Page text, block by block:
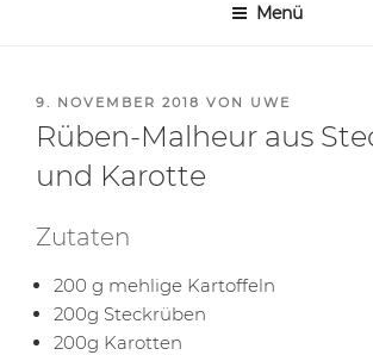
Menü
VERÖFFENTLICHT
AM
9. NOVEMBER 2018 VON UWE
Rüben-Malheur aus
und Karotte
Zutaten
200 g mehlige Kartoffeln
200g Steckrüben
200g Karotten